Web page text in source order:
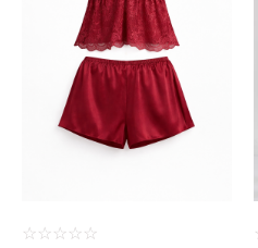
ÜRÜNÜ İNCELE
☆ ☆ ☆ ☆ ☆